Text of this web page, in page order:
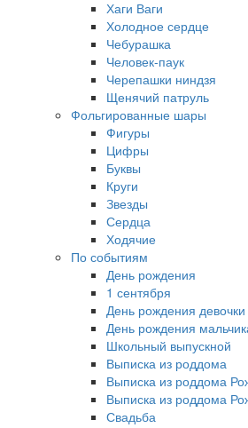
Хаги Ваги
Холодное сердце
Чебурашка
Человек-паук
Черепашки ниндзя
Щенячий патруль
Фольгированные шары
Фигуры
Цифры
Буквы
Круги
Звезды
Сердца
Ходячие
По событиям
День рождения
1 сентября
День рождения девочки
День рождения
Школьный выпускной
Выписка из роддома
Выписка из роддома
Выписка из роддома
Свадьба